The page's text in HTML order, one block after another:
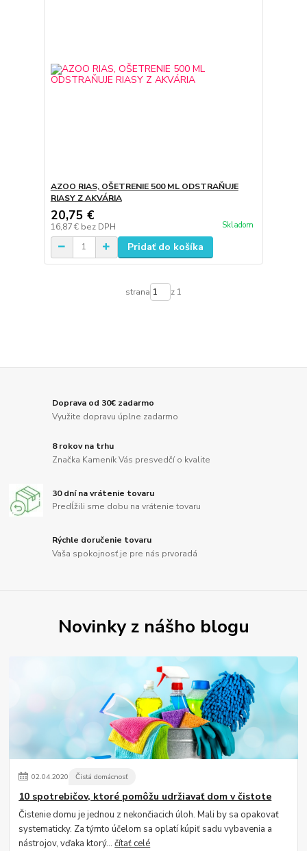
AZOO RIAS, OŠETRENIE 500 ML ODSTRAŇUJE
RIASY Z AKVÁRIA
20,75 €
16,87 € bez DPH Skladom
Pridať do košíka
strana z 1
Doprava od 30€ zadarmo
Využite dopravu úplne zadarmo
8 rokov na trhu
Značka Kameník Vás presvedčí o kvalite
30 dní na vrátenie tovaru
Predĺžili sme dobu na vrátenie tovaru
Rýchle doručenie tovaru
Vaša spokojnosť je pre nás prvoradá
Novinky z nášho blogu
02.04.2020 Čistá domácnosť
10 spotrebičov, ktoré pomôžu udržiavať dom v čistote
Čistenie domu je jednou z nekončiacich úloh. Mali by sa opakovať
systematicky. Za týmto účelom sa oplatí kúpiť sadu vybavenia a
nástrojov, vďaka ktorý...čítať celé